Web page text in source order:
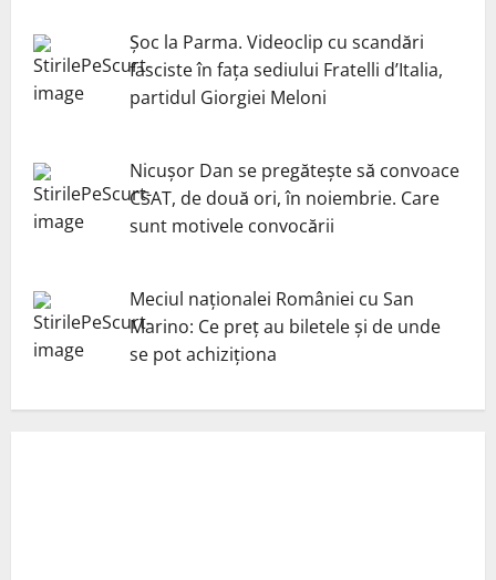
Șoc la Parma. Videoclip cu scandări
fasciste în fața sediului Fratelli d’Italia,
partidul Giorgiei Meloni
Nicuşor Dan se pregăteşte să convoace
CSAT, de două ori, în noiembrie. Care
sunt motivele convocării
Meciul naționalei României cu San
Marino: Ce preț au biletele și de unde
se pot achiziționa